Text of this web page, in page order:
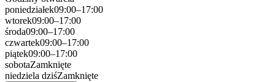
poniedziałek09:00–17:00
wtorek09:00–17:00
środa09:00–17:00
czwartek09:00–17:00
piątek09:00–17:00
sobotaZamknięte
niedziela dziśZamknięte